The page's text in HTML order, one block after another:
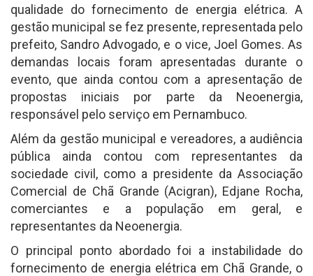
qualidade do fornecimento de energia elétrica. A
gestão municipal se fez presente, representada pelo
prefeito, Sandro Advogado, e o vice, Joel Gomes. As
demandas locais foram apresentadas durante o
evento, que ainda contou com a apresentação de
propostas iniciais por parte da Neoenergia,
responsável pelo serviço em Pernambuco.
Além da gestão municipal e vereadores, a audiência
pública ainda contou com representantes da
sociedade civil, como a presidente da Associação
Comercial de Chã Grande (Acigran), Edjane Rocha,
comerciantes e a população em geral, e
representantes da Neoenergia.
O principal ponto abordado foi a instabilidade do
fornecimento de energia elétrica em Chã Grande, o